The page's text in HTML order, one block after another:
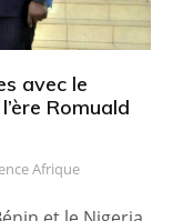
avec le
Romuald
Afrique